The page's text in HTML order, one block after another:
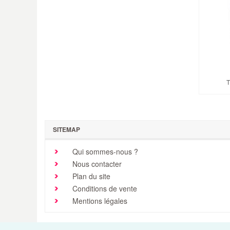
SITEMAP
Qui sommes-nous ?
Nous contacter
Plan du site
Conditions de vente
Mentions légales